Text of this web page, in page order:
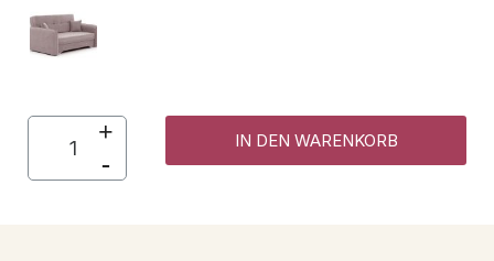
IN DEN WARENKORB